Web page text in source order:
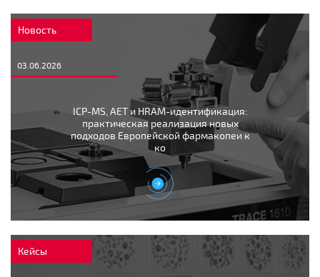
Новость
03.06.2026
ICP-MS, AET и HRAM-идентификация:
практическая реализация новых
подходов Европейской фармакопеи к
ко
Кейсы